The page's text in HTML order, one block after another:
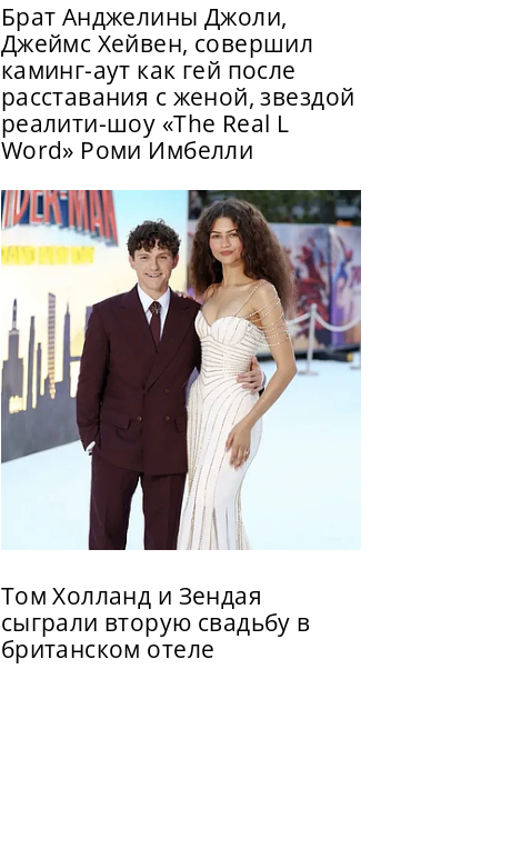
Брат Анджелины Джоли,
Джеймс Хейвен, совершил
каминг-аут как гей после
расставания с женой, звездой
реалити-шоу «The Real L
Word» Роми Имбелли
Том Холланд и Зендая
сыграли вторую свадьбу в
британском отеле